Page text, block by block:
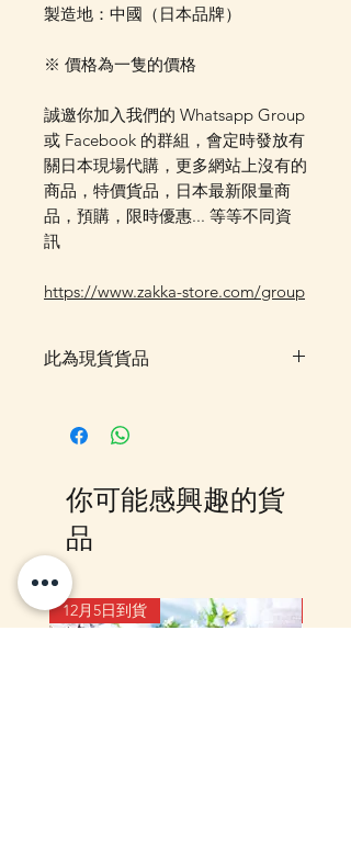
製造地：中國（日本品牌）
※ 價格為一隻的價格
誠邀你加入我們的 Whatsapp Group
或 Facebook 的群組，會定時發放有
關日本現場代購，更多網站上沒有的
商品，特價貨品，日本最新限量商
品，預購，限時優惠... 等等不同資
訊
https://www.zakka-store.com/group
此為現貨貨品
Out 購買, 如系統顯示為"無庫
訂貨, 詳情請Facebook PM 或
Whatsapp 聯絡我們
你可能感興趣的貨
品
12月5日到貨